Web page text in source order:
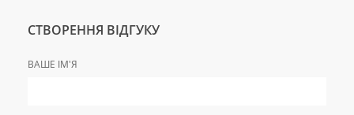
СТВОРЕННЯ ВІДГУКУ
ВАШЕ ІМ'Я